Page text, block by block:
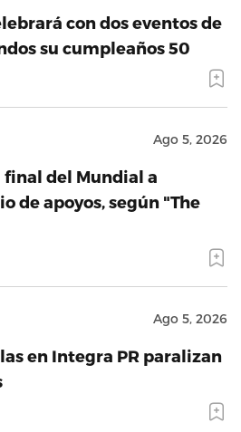
con dos eventos de
su cumpleaños 50
Ago 5, 2026
del Mundial a
de apoyos, según "The
Ago 5, 2026
en Integra PR paralizan